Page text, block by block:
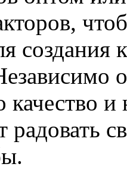
качество
радовать